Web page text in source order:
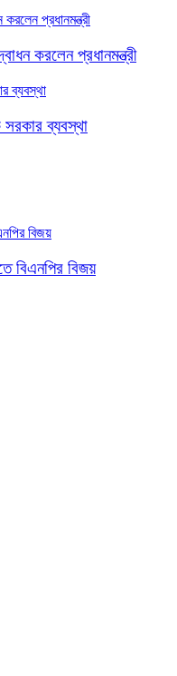
করলেন প্রধানমন্ত্রী
সরকার ব্যবস্থা
বিএনপির বিজয়